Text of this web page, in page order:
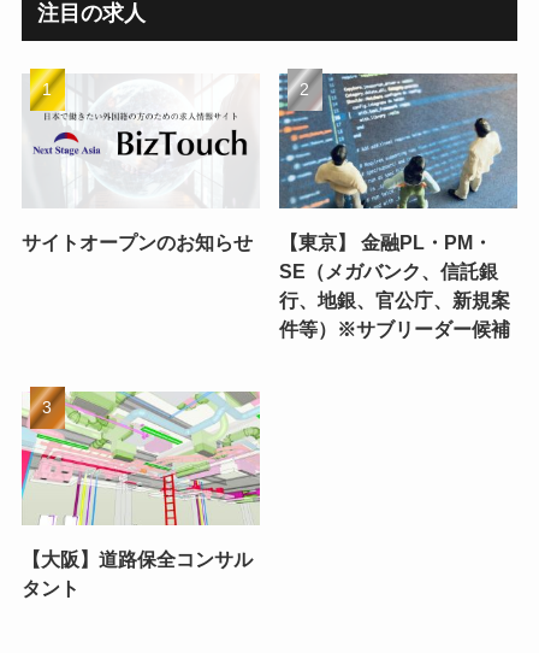
注目の求人
サイトオープンのお知らせ
【東京】 金融PL・PM・
SE（メガバンク、信託銀
行、地銀、官公庁、新規案
件等）※サブリーダー候補
【大阪】道路保全コンサル
タント